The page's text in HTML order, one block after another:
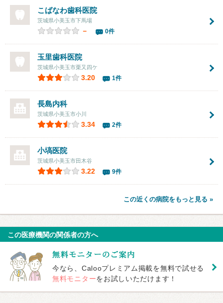
こばなわ歯科医院
茨城県小美玉市下馬場
－ 0件
玉里歯科医院
茨城県小美玉市栗又四ケ
3.20 1件
長島内科
茨城県小美玉市小川
3.34 2件
小塙医院
茨城県小美玉市田木谷
3.22 9件
この近くの病院をもっと見る »
この医療機関の関係者の方へ
今なら、Calooプレミアム掲載を無料で試せる
無料モニターをお試しいただけます！